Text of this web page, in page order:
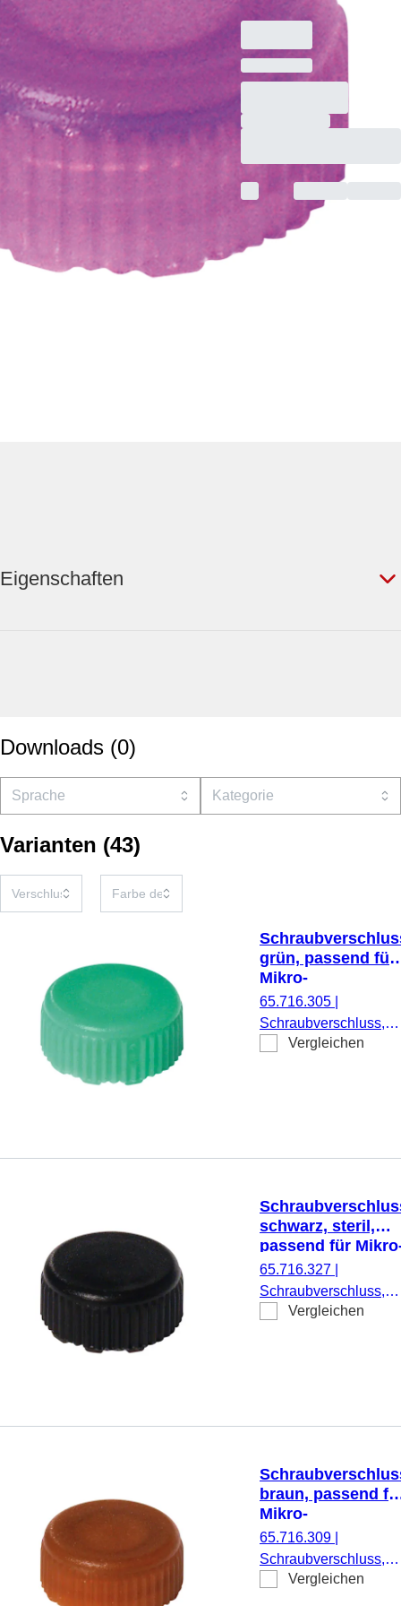
Stück/Doppelbeutel
Eigenschaften
Downloads (0)
Varianten (43)
grün, passend für
Mikro-
Schraubröhren
65.716.305
Schraubverschluss,
grün, passend für
Vergleichen
schwarz, steril,
passend für
Schraubröhren
65.716.327
Schraubverschluss,
schwarz, steril,
Vergleichen
braun, passend
Mikro-
Schraubröhren
65.716.309
Schraubverschluss,
braun, passend für
Vergleichen